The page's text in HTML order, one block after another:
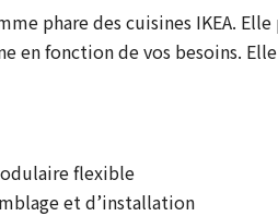
phare des cuisines IKEA.
en fonction de vos besoins.
flexible
et d’installation